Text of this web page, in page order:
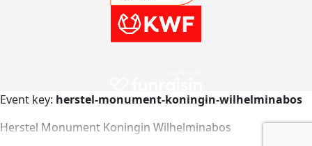
Event key: herstel-monument-koningin-wilhelminabos
Herstel Monument Koningin Wilhelminabos